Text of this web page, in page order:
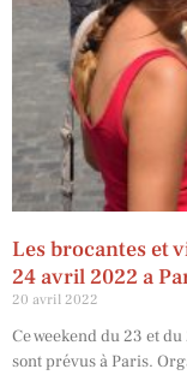
Les brocantes et
24 avril 2022 a
20 avril 2022
Ce weekend du 23 et
sont prévus à Paris.